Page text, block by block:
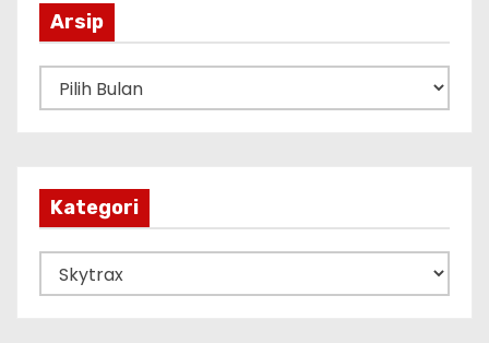
Arsip
r
Kategori
a